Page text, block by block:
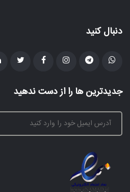
دنبال کنید
جدیدترین ها را از دست ندهید